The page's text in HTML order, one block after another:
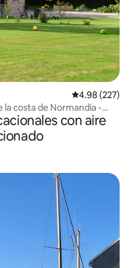
Calificación
4.98 (227)
la costa de Normandía -
con aire